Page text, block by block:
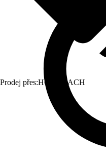
Prodej přes:HORNBACH